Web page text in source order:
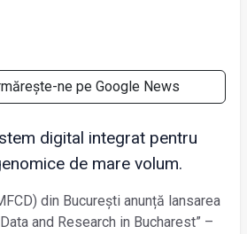
ne pe Google News
digital integrat pentru
de mare volum.
din București anunță lansarea
and Research in Bucharest” –